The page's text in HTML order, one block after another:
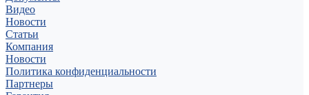
Видео
Новости
Статьи
Компания
Новости
Политика конфиденциальности
Партнеры